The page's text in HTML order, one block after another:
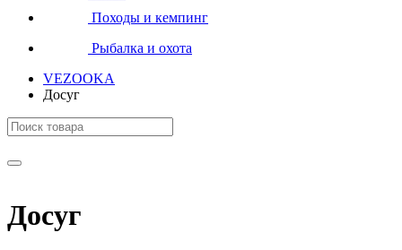
Походы и кемпинг
Рыбалка и охота
VEZOOKA
Досуг
Досуг